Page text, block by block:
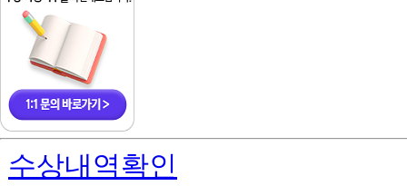
수상내역확인